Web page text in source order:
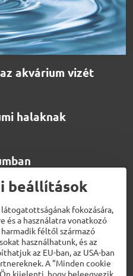
akvárium vizét
halaknak
halakat
vízért
beállítások
fokozására,
és a használatra vonatkozó
féltől származó
használhatunk, és az
az EU-ban, az USA-ban
A "Minden cookie
kijelenti, hogy beleegyezik